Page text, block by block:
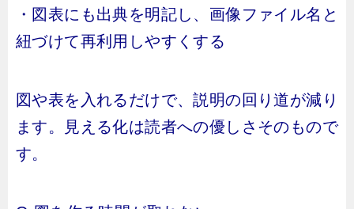
・図表にも出典を明記し、画像ファイル名と
紐づけて再利用しやすくする
図や表を入れるだけで、説明の回り道が減り
ます。見える化は読者への優しさそのもので
す。